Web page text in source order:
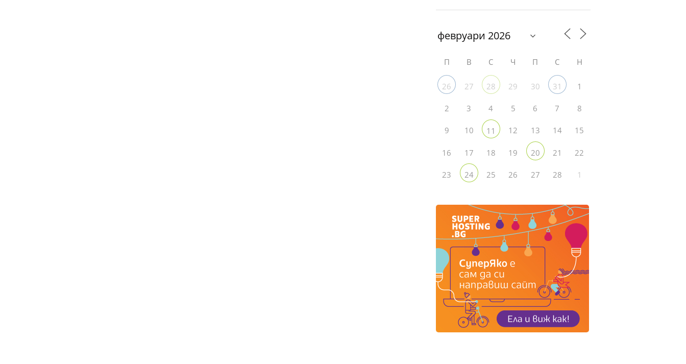
П В С Ч П С Н
26 27 28 29 30 31 1
2 3 4 5 6 7 8
9 10 11 12 13 14 15
16 17 18 19 20 21 22
23 24 25 26 27 28 1